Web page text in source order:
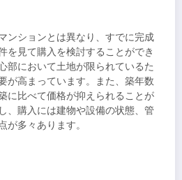
ンションとは異なり、すでに完成
を見て購入を検討することができ
部において土地が限られているた
が高まっています。また、築年数
に比べて価格が抑えられることが
、購入には建物や設備の状態、管
が多々あります。